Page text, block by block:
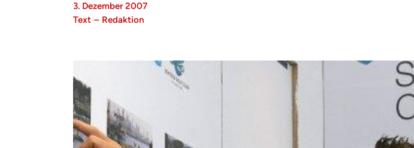
3. Dezember 2007
Text – Redaktion